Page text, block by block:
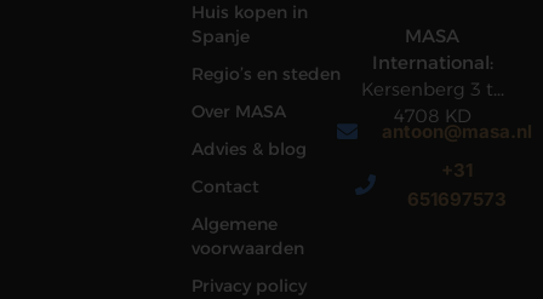
Huis kopen in
Spanje
Regio’s en steden
Over MASA
Advies & blog
Contact
Algemene
voorwaarden
Privacy policy
MASA
International:
Kersenberg 3 te
4708 KD
Roosendaal
antoon@masa.nl
+31
651697573